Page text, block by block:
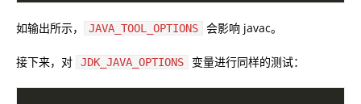
如输出所示， JAVA_TOOL_OPTIONS 会影响 javac。
接下来，对 JDK_JAVA_OPTIONS 变量进行同样的测试：